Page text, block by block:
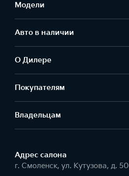
Модели
Авто в наличии
О Дилере
Покупателям
Владельцам
Адрес салонa
г. Смоленск, ул. Кутузова, д. 50